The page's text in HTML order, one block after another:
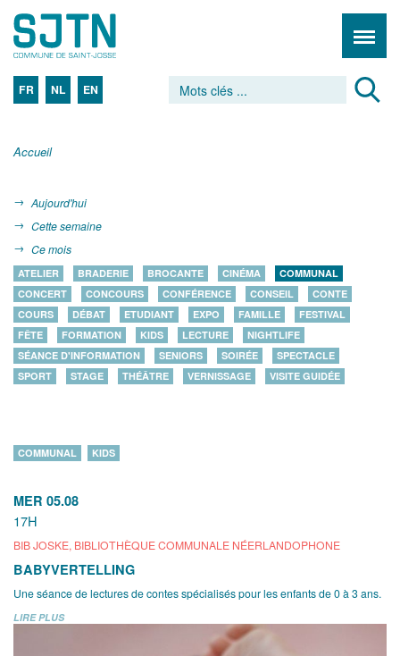
FR NL EN
Accueil
Aujourd'hui
Cette semaine
Ce mois
ATELIER BRADERIE BROCANTE CINÉMA
COMMUNAL
CONCERT
CONCOURS CONFÉRENCE CONSEIL
CONTE
COURS
DÉBAT ETUDIANT EXPO FAMILLE
FESTIVAL
FÊTE
FORMATION KIDS LECTURE
NIGHTLIFE
SÉANCE D'INFORMATION
SENIORS SOIRÉE
SPECTACLE
SPORT
STAGE THÉÂTRE VERNISSAGE VISITE GUIDÉE
MER 05.08
17H
BIB JOSKE, BIBLIOTHÈQUE COMMUNALE NÉERLANDOPHONE
COMMUNAL KIDS
BABYVERTELLING
Une séance de lectures de contes spécialisés pour les enfants de 0 à 3 ans.
LIRE PLUS